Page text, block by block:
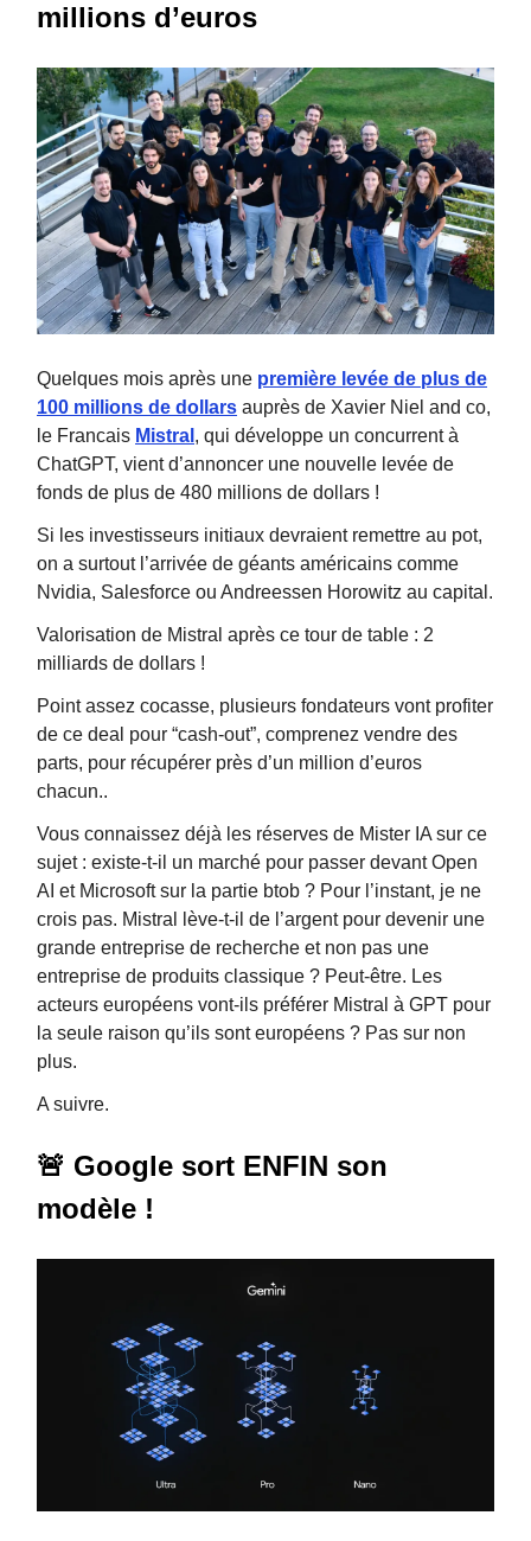
millions d’euros
Quelques mois après une première levée de plus de
100 millions de dollars auprès de Xavier Niel and co,
le Francais Mistral , qui développe un concurrent à
ChatGPT, vient d’annoncer une nouvelle levée de
fonds de plus de 480 millions de dollars !
Si les investisseurs initiaux devraient remettre au pot,
on a surtout l’arrivée de géants américains comme
Nvidia, Salesforce ou Andreessen Horowitz au capital.
Valorisation de Mistral après ce tour de table : 2
milliards de dollars !
Point assez cocasse, plusieurs fondateurs vont profiter
de ce deal pour “cash-out”, comprenez vendre des
parts, pour récupérer près d’un million d’euros
chacun..
Vous connaissez déjà les réserves de Mister IA sur ce
sujet : existe-t-il un marché pour passer devant Open
AI et Microsoft sur la partie btob ? Pour l’instant, je ne
crois pas. Mistral lève-t-il de l’argent pour devenir une
grande entreprise de recherche et non pas une
entreprise de produits classique ? Peut-être. Les
acteurs européens vont-ils préférer Mistral à GPT pour
la seule raison qu’ils sont européens ? Pas sur non
plus.
A suivre.
🚨 Google sort ENFIN son
modèle !